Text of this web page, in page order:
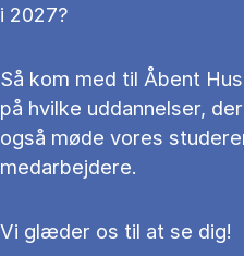
i 2027?
Så kom med til Åbent
på hvilke uddannelser,
også møde vores
medarbejdere.
Vi glæder os til at se dig!